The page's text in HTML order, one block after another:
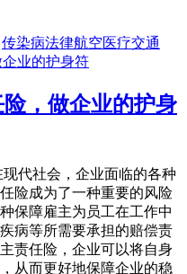
传染病法律航空医疗交通
，做企业的护身
代社会，企业面临的各种
险成为了一种重要的风险
保障雇主为员工在工作中
病等所需要承担的赔偿责
责任险，企业可以将自身
从而更好地保障企业的稳